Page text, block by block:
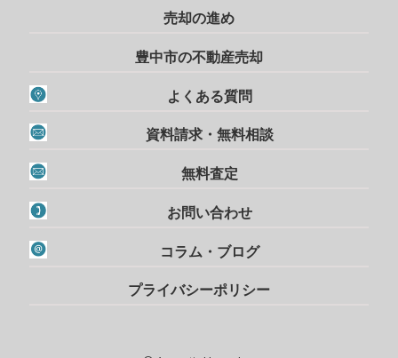
売却の進め
豊中市の不動産売却
よくある質問
資料請求・無料相談
無料査定
お問い合わせ
コラム・ブログ
プライバシーポリシー